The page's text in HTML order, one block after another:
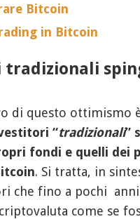
Bitcoin
in Bitcoin
di questo ottimismo
“tradizionali”
fondi e quelli dei
. Si tratta, in
che fino a pochi
come se